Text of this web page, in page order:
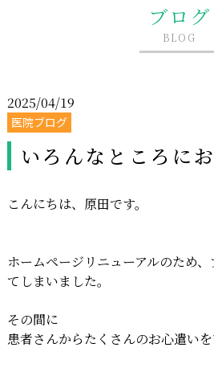
ブログ
BLOG
2025/04/19
医院ブログ
いろんなところに
こんにちは、原田です。
ホームページリニューアルのため
てしまいました。
その間に
患者さんからたくさんのお心遣いを